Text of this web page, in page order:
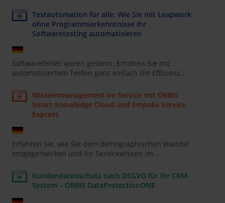
Testautomation für alle: Wie Sie mit Leapwork
ohne Programmierkenntnisse Ihr
Softwaretesting automatisieren
Softwarefehler waren gestern: Erhöhen Sie mit
automatisiertem Testen ganz einfach die Effizienz...
Wissensmanagement im Service mit ORBIS
Smart Knowledge Cloud und Empolis Service
Express
Erfahren Sie, wie Sie dem demographischen Wandel
entgegenwirken und Ihr Servicewissen im...
Kundendatenschutz nach DSGVO für Ihr CRM-
System – ORBIS DataProtectionONE